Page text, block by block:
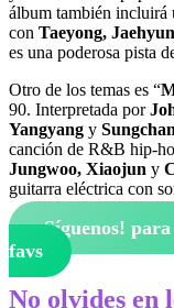
álbum también incluirá
con Taeyong, Jaehyun
es una poderosa pista
Otro de los temas es “
90. Interpretada por
Yangyang y Sungchan
canción de R&B hip-
Jungwoo, Xiaojun y
guitarra eléctrica con
¡Síguenos! para
favs
No olvides en